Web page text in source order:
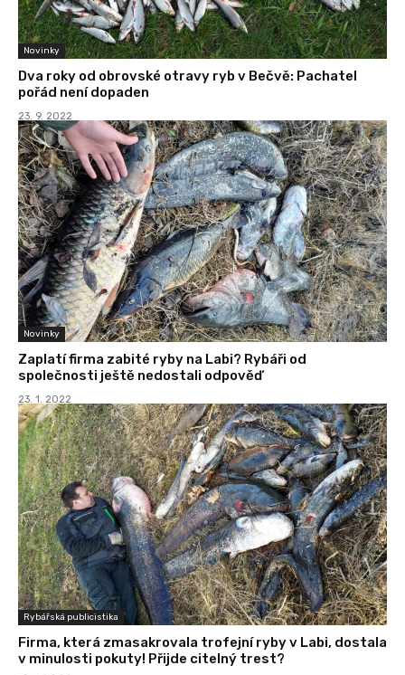
Novinky
Dva roky od obrovské otravy ryb v Bečvě: Pachatel
pořád není dopaden
23. 9. 2022
Novinky
Zaplatí firma zabité ryby na Labi? Rybáři od
společnosti ještě nedostali odpověď
23. 1. 2022
Rybářská publicistika
Firma, která zmasakrovala trofejní ryby v Labi, dostala
v minulosti pokuty! Přijde citelný trest?